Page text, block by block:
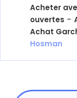
Acheter
ouvertes -
Achat
Hosman